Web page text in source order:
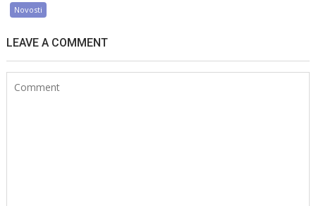
Novosti
LEAVE A COMMENT